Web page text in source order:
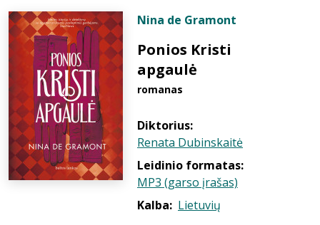
Nina de Gramont
Ponios Kristi
apgaulė
romanas
Diktorius:
Renata Dubinskaitė
Leidinio formatas:
MP3 (garso įrašas)
Kalba: Lietuvių